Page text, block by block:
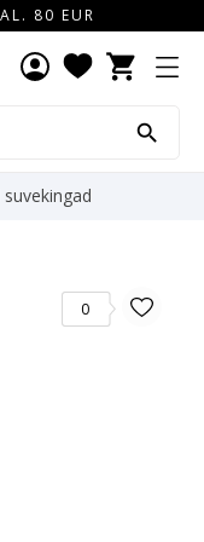
80 EUR
shopping_cart

0